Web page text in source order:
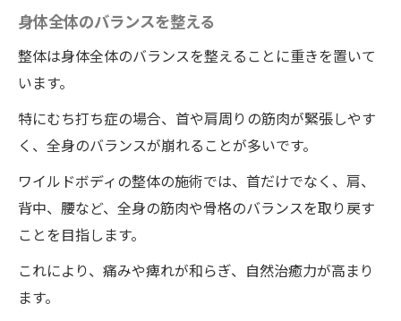
身体全体のバランスを整える
整体は身体全体のバランスを整えることに重きを置いて
います。
特にむち打ち症の場合、首や肩周りの筋肉が緊張しやす
く、全身のバランスが崩れることが多いです。
ワイルドボディの整体の施術では、首だけでなく、肩、
背中、腰など、全身の筋肉や骨格のバランスを取り戻す
ことを目指します。
これにより、痛みや痺れが和らぎ、自然治癒力が高まり
ます。